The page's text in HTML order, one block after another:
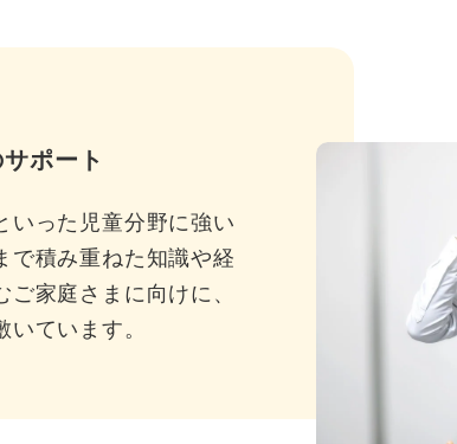
ポート
いった児童分野に強い
で積み重ねた知識や経
家庭さまに向けに、
ています。